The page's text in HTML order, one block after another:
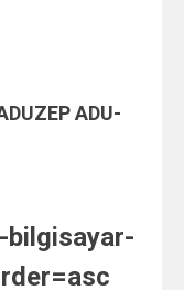
ADU-
bilgisayar-